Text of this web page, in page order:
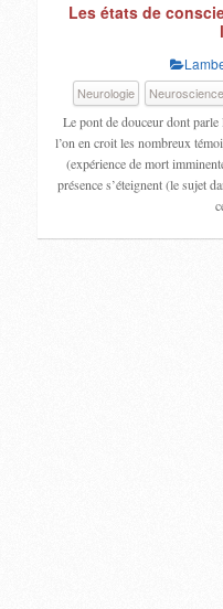
Les états de
Neurologie
Le pont de douceur dont
l’on en croit les nombreux
(expérience de mort
présence s’éteignent (le sujet